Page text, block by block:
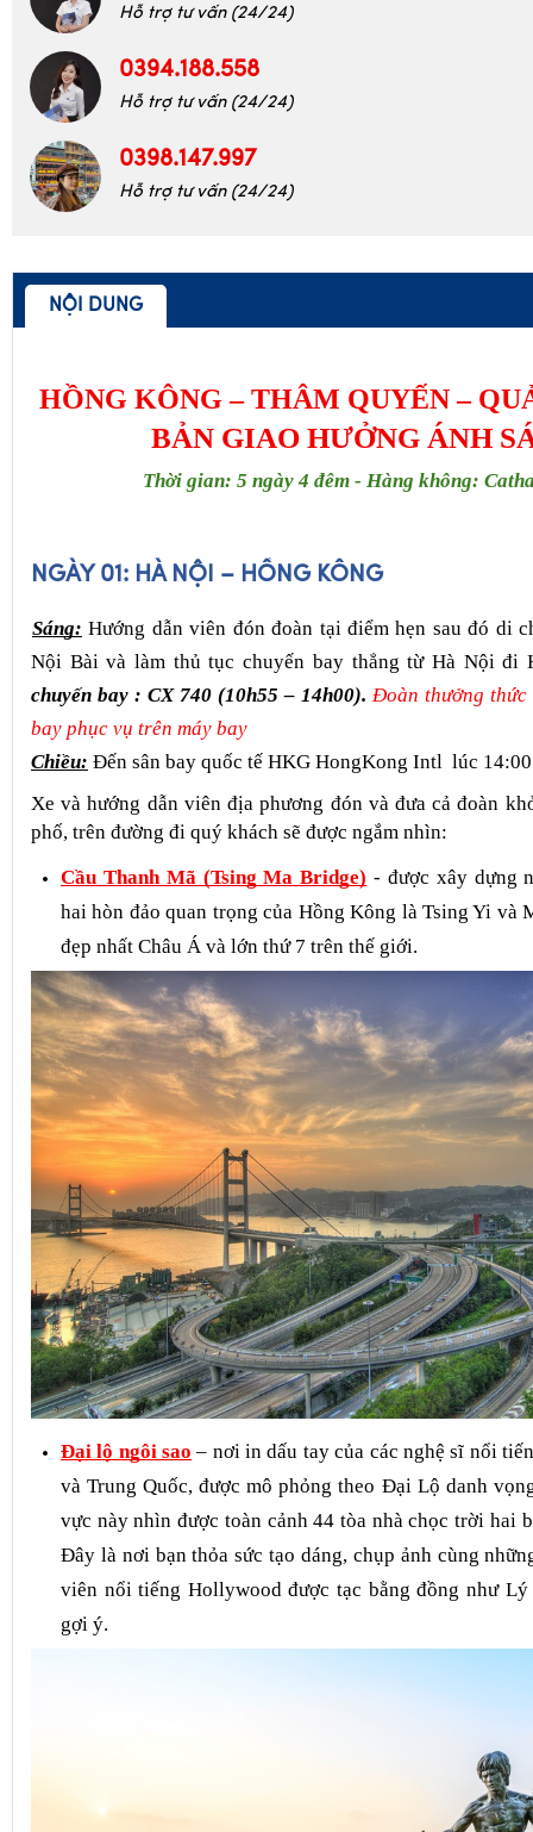
0399.596.776
Hỗ trợ tư vấn (24/24)
0394.188.558
Hỗ trợ tư vấn (24/24)
0398.147.997
HỒNG KÔNG – THÂM QUYẾN –
BẢN GIAO HƯỞNG ÁNH
NGÀY 01: HÀ NỘI – HỒNG KÔNG
Sáng: Hướng dẫn viên đón đoàn tại điểm hẹn sau đó di
Nội Bài và làm thủ tục chuyến bay thẳng từ Hà Nội đi
chuyến bay : CX 740 (10h55 – 14h00).
bay phục vụ trên máy bay
Chiều: Đến sân bay quốc tế HKG HongKong Intl  lúc
Xe và hướng dẫn viên địa phương đón và đưa cả đoàn
phố, trên đường đi quý khách sẽ được ngắm nhìn:
Cầu Thanh Mã (Tsing Ma Bridge) - được xây dựng
hai hòn đảo quan trọng của Hồng Kông là Tsing Yi và
đẹp nhất Châu Á và lớn thứ 7 trên thế giới.
Đại lộ ngôi sao – nơi in dấu tay của các nghệ sĩ nổi
và Trung Quốc, được mô phỏng theo Đại Lộ danh
vực này nhìn được toàn cảnh 44 tòa nhà chọc trời hai
Đây là nơi bạn thỏa sức tạo dáng, chụp ảnh cùng
viên nổi tiếng Hollywood được tạc bằng đồng như